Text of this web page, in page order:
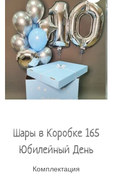
Шары в Коробке 165
Юбилейный День
Комплектация